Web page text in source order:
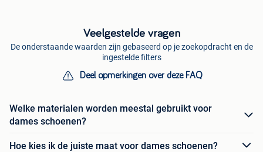
Veelgestelde vragen
De onderstaande waarden zijn gebaseerd op je zoekopdracht en de
ingestelde filters
Deel opmerkingen over deze FAQ
Welke materialen worden meestal gebruikt voor
dames schoenen?
Hoe kies ik de juiste maat voor dames schoenen?